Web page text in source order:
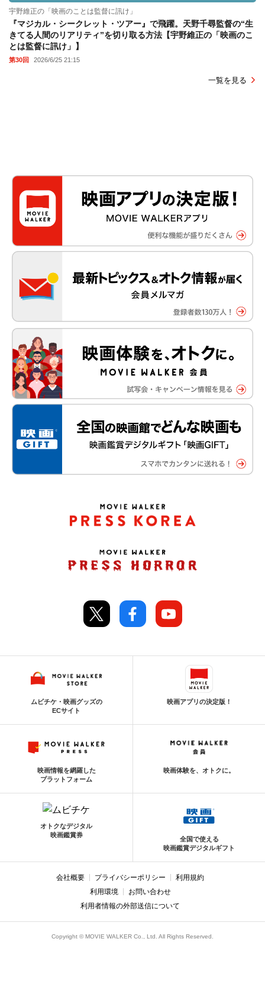
宇野維正の「映画のことは監督に訊け」
『マジカル・シークレット・ツアー』で飛躍。天野千尋監督の“生
きてる人間のリアリティ”を切り取る方法【宇野維正の「映画のこ
とは監督に訊け」】
第30回 2026/6/25 21:15
一覧を見る
ムビチケ・映画グッズの
ECサイト
映画アプリの決定版！
映画情報を網羅した
プラットフォーム
映画体験を、オトクに。
オトクなデジタル
映画鑑賞券
全国で使える
映画鑑賞デジタルギフト
会社概要 プライバシーポリシー
利用規約
利用環境
お問い合わせ
利用者情報の外部送信について
Copyright © MOVIE WALKER Co., Ltd. All Rights Reserved.